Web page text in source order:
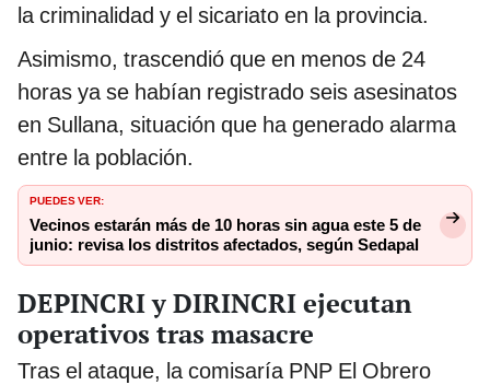
la criminalidad y el sicariato en la provincia.
Asimismo, trascendió que en menos de 24
horas ya se habían registrado seis asesinatos
en Sullana, situación que ha generado alarma
entre la población.
PUEDES VER:
Vecinos estarán más de 10 horas sin agua este 5 de
junio: revisa los distritos afectados, según Sedapal
DEPINCRI y DIRINCRI ejecutan
operativos tras masacre
Tras el ataque, la comisaría PNP El Obrero